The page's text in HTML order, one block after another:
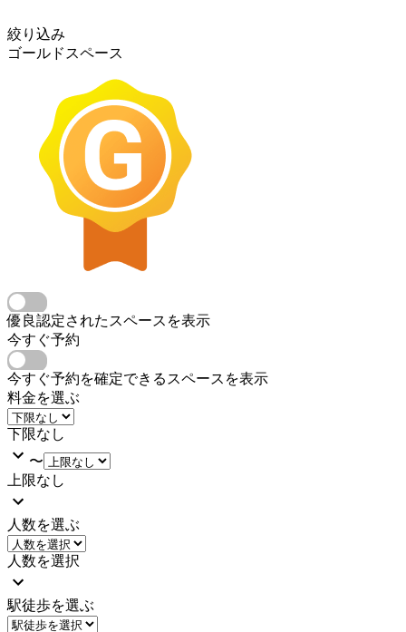
絞り込み
ゴールドスペース
優良認定されたスペースを表示
今すぐ予約
今すぐ予約を確定できるスペースを表示
料金を選ぶ
下限なし
〜
上限なし
人数を選ぶ
人数を選択
駅徒歩を選ぶ